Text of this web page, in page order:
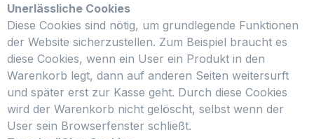
Unerlässliche Cookies
Diese Cookies sind nötig, um grundlegende Funktionen
der Website sicherzustellen. Zum Beispiel braucht es
diese Cookies, wenn ein User ein Produkt in den
Warenkorb legt, dann auf anderen Seiten weitersurft
und später erst zur Kasse geht. Durch diese Cookies
wird der Warenkorb nicht gelöscht, selbst wenn der
User sein Browserfenster schließt.